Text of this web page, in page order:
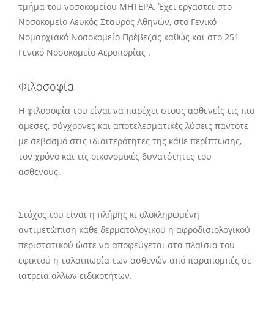
τμήμα του νοσοκομείου ΜΗΤΕΡΑ. Έχει εργαστεί στο
Νοσοκομείο Λευκός Σταυρός Αθηνών, στο Γενικό
Νομαρχιακό Νοσοκομείο Πρέβεζας καθώς και στο 251
Γενικό Νοσοκομείο Αεροπορίας .
Φιλοσοφία
H φιλοσοφία του είναι να παρέχει στους ασθενείς τις πιο
άμεσες, σύγχρονες και αποτελεσματικές λύσεις πάντοτε
με σεβασμό στις ιδιαιτερότητες της κάθε περίπτωσης,
τον χρόνο και τις οικονομικές δυνατότητες του
ασθενούς.
Στόχος του είναι η πλήρης κι ολοκληρωμένη
αντιμετώπιση κάθε δερματολογικού ή αφροδισιολογικού
περιστατικού ώστε να αποφεύγεται στα πλαίσια του
εφικτού η ταλαιπωρία των ασθενών από παραπομπές σε
ιατρεία άλλων ειδικοτήτων.